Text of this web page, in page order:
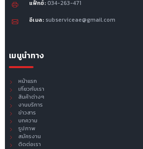
แฟ็กซ์: 034-263-471
อีเมล: subserviceae@gmail.com
เมนูนำทาง
หน้าแรก
เกี่ยวกับเรา
สินค้าต่างๆ
งานบริการ
ข่าวสาร
บทความ
รูปภาพ
สมัครงาน
ติดต่อเรา